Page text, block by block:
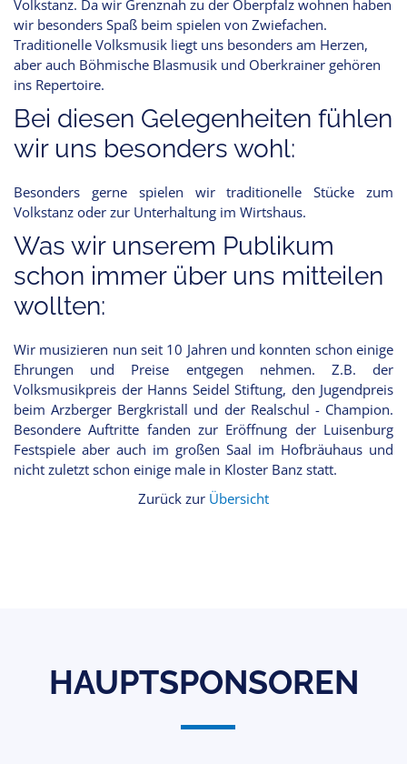
Volkstanz. Da wir Grenznah zu der Oberpfalz wohnen haben
wir besonders Spaß beim spielen von Zwiefachen.
Traditionelle Volksmusik liegt uns besonders am Herzen,
aber auch Böhmische Blasmusik und Oberkrainer gehören
ins Repertoire.
Bei diesen Gelegenheiten fühlen
wir uns besonders wohl:
Besonders gerne spielen wir traditionelle Stücke zum
Volkstanz oder zur Unterhaltung im Wirtshaus.
Was wir unserem Publikum
schon immer über uns mitteilen
wollten:
Wir musizieren nun seit 10 Jahren und konnten schon einige
Ehrungen und Preise entgegen nehmen. Z.B. der
Volksmusikpreis der Hanns Seidel Stiftung, den Jugendpreis
beim Arzberger Bergkristall und der Realschul - Champion.
Besondere Auftritte fanden zur Eröffnung der Luisenburg
Festspiele aber auch im großen Saal im Hofbräuhaus und
nicht zuletzt schon einige male in Kloster Banz statt.
Zurück zur Übersicht
HAUPTSPONSOREN